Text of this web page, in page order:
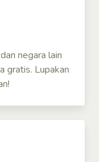
negara lain
gratis. Lupakan